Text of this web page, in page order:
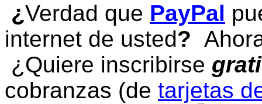
¿Verdad que PayPal
internet de usted?
¿Quiere inscribirse
cobranzas (de tarjetas